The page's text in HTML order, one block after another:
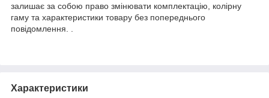
залишає за собою право змінювати комплектацію, колірну
гаму та характеристики товару без попереднього
повідомлення. .
Характеристики